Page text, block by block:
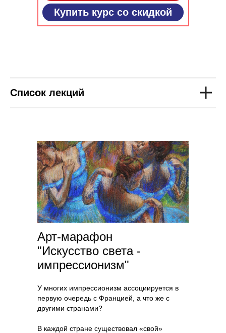
Купить курс со скидкой
Список лекций
Арт-марафон
"Искусство света -
импрессионизм"
У многих импрессионизм ассоциируется в
первую очередь с Францией, а что же с
другими странами?
В каждой стране существовал «свой»